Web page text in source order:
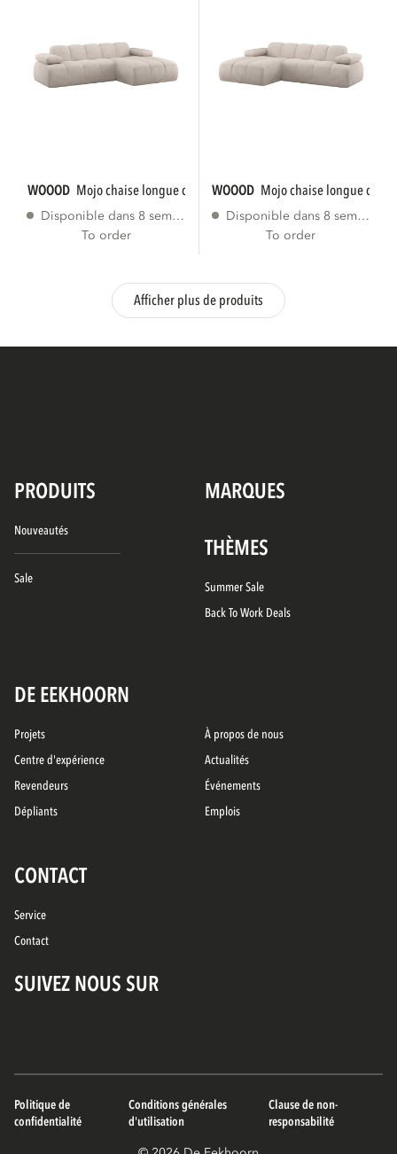
WOOOD mojo chaise longue canape droite...
Disponible dans 8 semaines
To order
WOOOD mojo chaise longue
Disponible dans 8 semaines
To order
Afficher plus de produits
PRODUITS MARQUES
Nouveautés
Sale
THÈMES
Summer Sale
Back To Work Deals
DE EEKHOORN
Projets
Centre d'expérience
Revendeurs
Dépliants
À propos de nous
Actualités
Événements
Emplois
CONTACT
Service
Contact
SUIVEZ NOUS SUR
Politique de
confidentialité
Conditions générales
d'utilisation
Clause de non-
responsabilité